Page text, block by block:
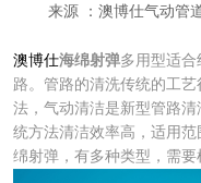
来源 ：澳博仕气动管
澳博仕海绵射弹多用型适
路。管路的清洗传统的工
法，气动清洁是新型管路
统方法清洁效率高，适用
绵射弹，有多种类型，需要